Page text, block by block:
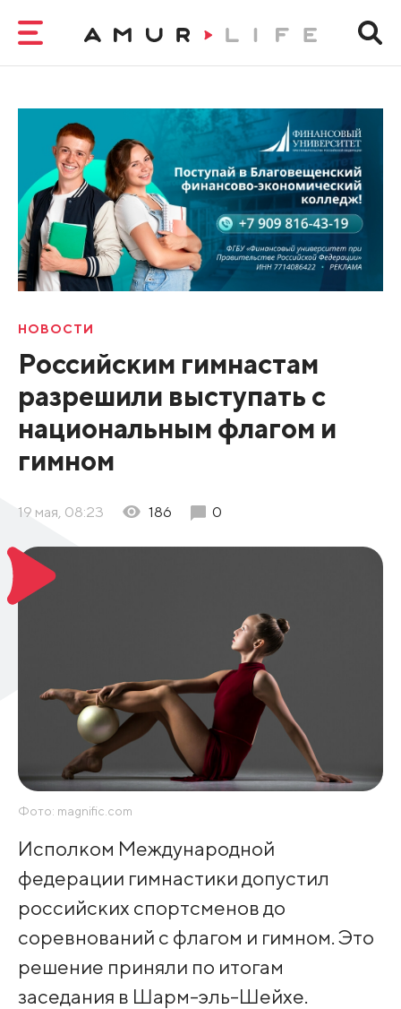
НОВОСТИ
Российским гимнастам
разрешили выступать с
национальным флагом и
гимном
19 мая, 08:23 186 0
Фото: magnific.com
Исполком Международной
федерации гимнастики допустил
российских спортсменов до
соревнований с флагом и гимном. Это
решение приняли по итогам
заседания в Шарм-эль-Шейхе.